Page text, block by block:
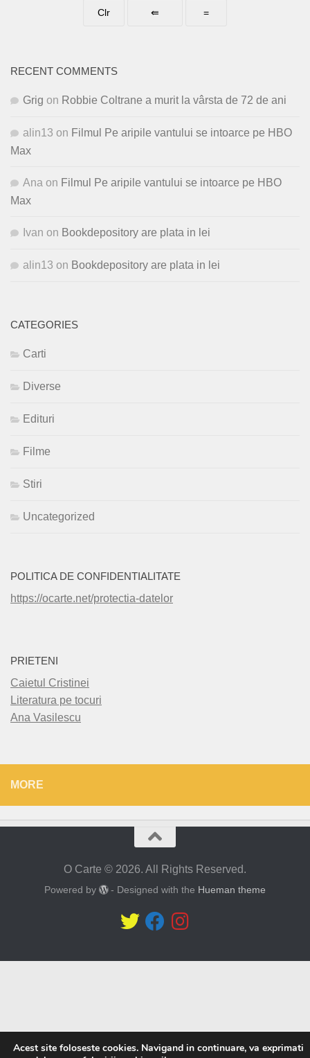
RECENT COMMENTS
Grig on Robbie Coltrane a murit la vârsta de 72 de ani
alin13 on Filmul Pe aripile vantului se intoarce pe HBO
Max
Ana on Filmul Pe aripile vantului se intoarce pe HBO
Max
Ivan on Bookdepository are plata in lei
alin13 on Bookdepository are plata in lei
CATEGORIES
Carti
Diverse
Edituri
Filme
Stiri
Uncategorized
POLITICA DE CONFIDENTIALITATE
https://ocarte.net/protectia-datelor
PRIETENI
Caietul Cristinei
Literatura pe tocuri
Ana Vasilescu
MORE
O Carte © 2026. All Rights Reserved.
Powered by - Designed with the Hueman theme
Acest site foloseste cookies. Navigand in continuare, va exprimati